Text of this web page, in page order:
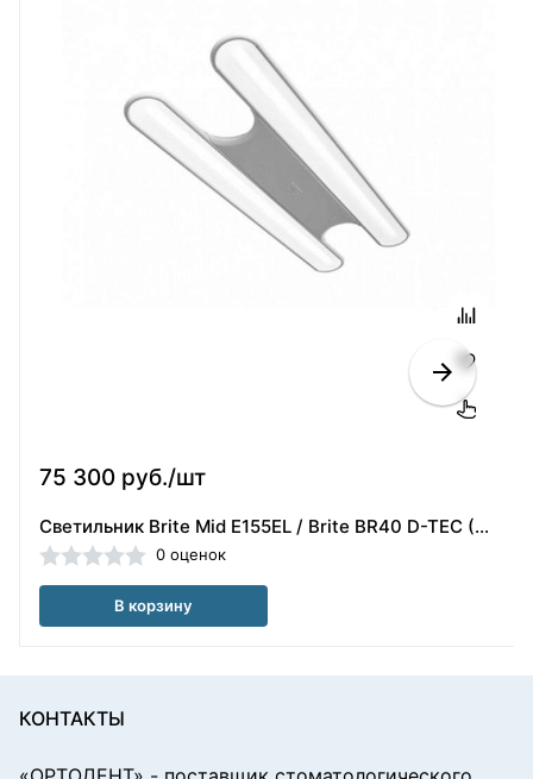
75 300 руб./шт
Светильник Brite Mid E155EL / Brite BR40 D-TEC (Швеция)
0 оценок
В корзину
КОНТАКТЫ